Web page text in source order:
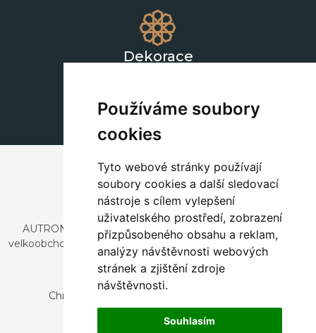
Používáme soubory
cookies
Tyto webové stránky používají
soubory cookies a další sledovací
nástroje s cílem vylepšení
uživatelského prostředí, zobrazení
přizpůsobeného obsahu a reklam,
analýzy návštěvnosti webových
stránek a zjištění zdroje
návštěvnosti.
Souhlasím
Dekorace
AUTRONIC, s.r.o. je společnost zabývající se dovozem a
velkoobchodním prodejem designového i stylového nábytku
a dekorací.
Česká republika
Chrustenice 270, 267 12 Loděnice u Berouna
Slovensko